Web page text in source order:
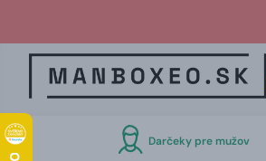
Darčeky pre mužov